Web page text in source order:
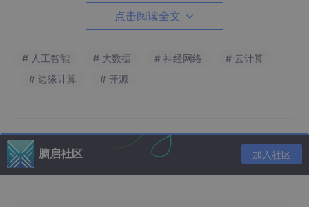
芯片等关键研究领域，持续深化基础研究与应用基础研究。强化青
年人才培养与团队建设，鼓励跨学科交叉研究。通过区域创新发展
联合基金等，支持加速类脑智能原始创新。
屈炜表示，上海正在全面开展类脑智能产业全链条布局，加速推进
研究的同时，持续探索变革性前沿技术，重点突破类脑智能软硬件
务，构建开放协同的产业生态，推动类脑智能从“实验室”迈向“应用
场”，助力我国在全球科技竞争中抢占先机。
此外，中国科学院院士蒲慕明、复旦大学类脑智能科学与技术研究
点击阅读全文
# 人工智能 # 大数据 # 神经网络
# 云计算
# 边缘计算
# 开源
脑启社区 加入社区